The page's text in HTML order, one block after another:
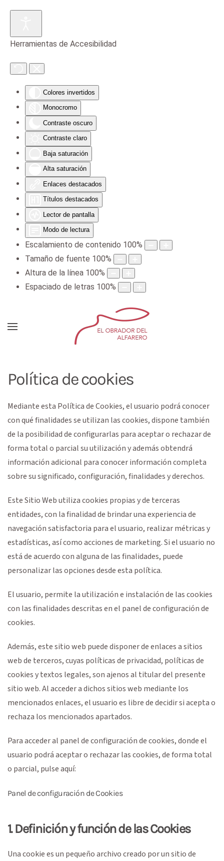
Herramientas de Accesibilidad
Colores invertidos
Monocromo
Contraste oscuro
Contraste claro
Baja saturación
Alta saturación
Enlaces destacados
Títulos destacados
Lector de pantalla
Modo de lectura
Escalamiento de contenido 100%
Tamaño de fuente 100%
Altura de la línea 100%
Espaciado de letras 100%
Política de cookies
Mediante esta Política de Cookies, el usuario podrá conocer
con qué finalidades se utilizan las cookies, dispone también
de la posibilidad de configurarlas para aceptar o rechazar de
forma total o parcial su utilización y además obtendrá
información adicional para conocer información completa
sobre su significado, configuración, finalidades y derechos.
Este Sitio Web utiliza cookies propias y de terceras
entidades, con la finalidad de brindar una experiencia de
navegación satisfactoria para el usuario, realizar métricas y
estadísticas, así como acciones de marketing. Si el usuario no
está de acuerdo con alguna de las finalidades, puede
personalizar las opciones desde esta política.
El usuario, permite la utilización e instalación de las cookies
con las finalidades descritas en el panel de configuración de
cookies.
Además, este sitio web puede disponer de enlaces a sitios
web de terceros, cuyas políticas de privacidad, políticas de
cookies y textos legales, son ajenos al titular del presente
sitio web. Al acceder a dichos sitios web mediante los
mencionados enlaces, el usuario es libre de decidir si acepta o
rechaza los mencionados apartados.
Para acceder al panel de configuración de cookies, donde el
usuario podrá aceptar o rechazar las cookies, de forma total
o parcial, pulse aquí:
Panel de configuración de Cookies
1. Definición y función de las Cookies
Una cookie es un pequeño archivo creado por un sitio de